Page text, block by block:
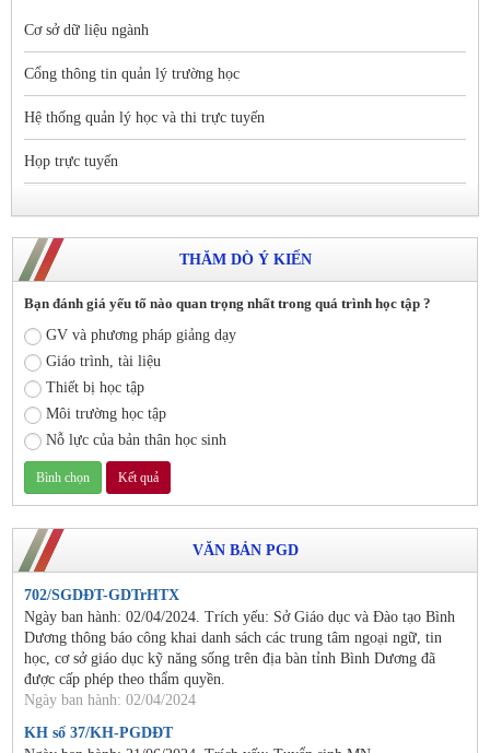
Cơ sở dữ liệu ngành
Cổng thông tin quản lý trường học
Hệ thống quản lý học và thi trực tuyến
Họp trực tuyến
THĂM DÒ Ý KIẾN
Bạn đánh giá yếu tố nào quan trọng nhất trong quá trình học tập ?
GV và phương pháp giảng dạy
Giáo trình, tài liệu
Thiết bị học tập
Môi trường học tập
Nỗ lực của bản thân học sinh
VĂN BẢN PGD
702/SGDĐT-GDTrHTX
Ngày ban hành: 02/04/2024. Trích yếu: Sở Giáo dục và Đào tạo Bình
Dương thông báo công khai danh sách các trung tâm ngoại ngữ, tin
học, cơ sở giáo dục kỹ năng sống trên địa bàn tỉnh Bình Dương đã
được cấp phép theo thẩm quyền.
Ngày ban hành: 02/04/2024
KH số 37/KH-PGDĐT